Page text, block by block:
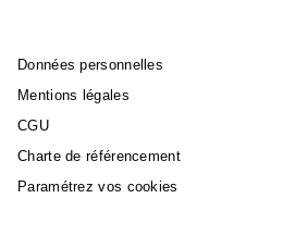
Données personnelles
Mentions légales
CGU
Charte de référencement
Paramétrez vos cookies